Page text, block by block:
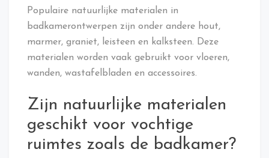
Populaire natuurlijke materialen in
badkamerontwerpen zijn onder andere hout,
marmer, graniet, leisteen en kalksteen. Deze
materialen worden vaak gebruikt voor vloeren,
wanden, wastafelbladen en accessoires.
Zijn natuurlijke materialen
geschikt voor vochtige
ruimtes zoals de badkamer?